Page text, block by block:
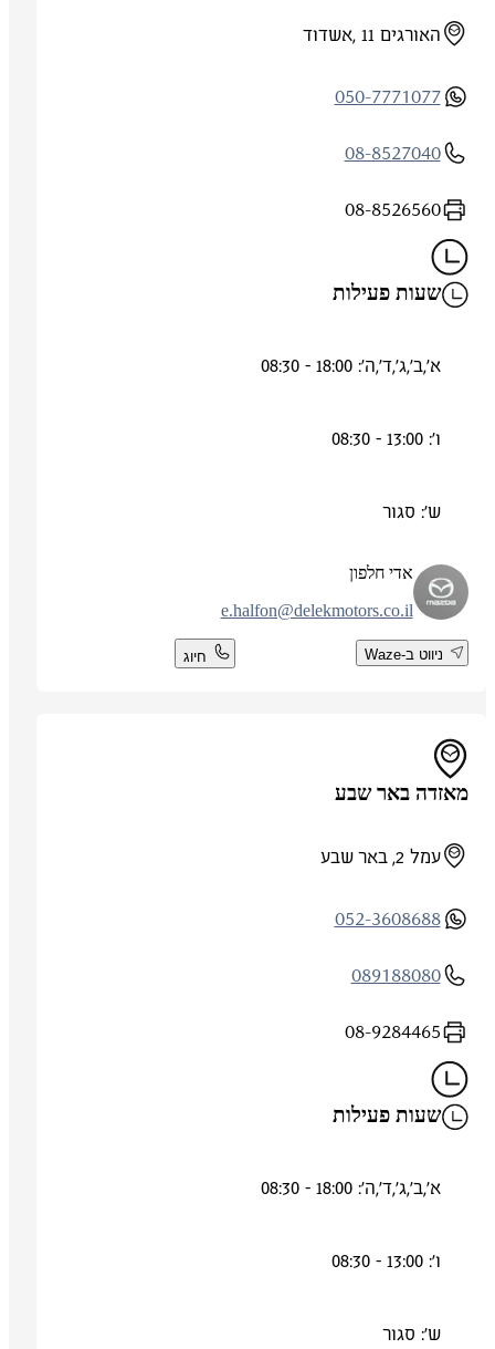
האורגים 11 ,אשדוד
050-7771077
08-8527040
08-8526560
שעות פעילות
א',ב',ג',ד',ה': 18:00 - 08:30
ש': סגור
אדי חלפון
e.halfon@delekmotors.co.il
ניווט ב-Waze חיוג
מאזדה באר שבע
עמל 2, באר שבע
052-3608688
089188080
08-9284465
שעות פעילות
א',ב',ג',ד',ה': 18:00 - 08:30
ש': סגור